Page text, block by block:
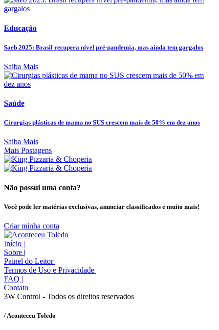
Educação
Saeb 2025: Brasil recupera nível pré-pandemia, mas ainda tem gargalos
Saiba Mais
Saúde
Cirurgias plásticas de mama no SUS crescem mais de 50% em dez anos
Saiba Mais
Mais Postagens
Não possui uma conta?
Você pode ler matérias exclusivas, anunciar classificados e muito mais!
Criar minha conta
Início |
Sobre |
Painel do Leitor |
Termos de Uso e Privacidade |
FAQ |
Contato
3W Control - Todos os direitos reservados
/ Aconteceu Toledo